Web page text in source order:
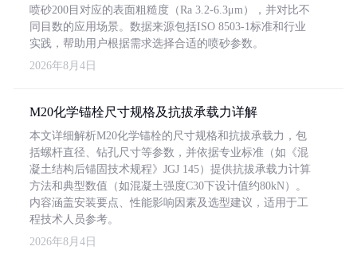
喷砂200目对应的表面粗糙度（Ra 3.2-6.3μm），并对比不
同目数的应用场景。数据来源包括ISO 8503-1标准和行业
实践，帮助用户根据需求选择合适的喷砂参数。
2026年8月4日
M20化学锚栓尺寸规格及抗拔承载力详解
本文详细解析M20化学锚栓的尺寸规格和抗拔承载力，包
括螺杆直径、钻孔尺寸等参数，并依据专业标准（如《混
凝土结构后锚固技术规程》JGJ 145）提供抗拔承载力计算
方法和典型数值（如混凝土强度C30下设计值约80kN）。
内容涵盖安装要点、性能影响因素及选型建议，适用于工
程技术人员参考。
2026年8月4日